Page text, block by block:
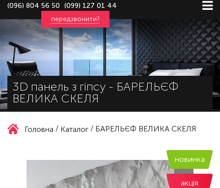
(096) 804 56 50 (099) 127 01 44
передзвонити?
3D панель з гіпсу - БАРЕЛЬЄФ
ВЕЛИКА СКЕЛЯ
Головна / Каталог / БАРЕЛЬЄФ ВЕЛИКА СКЕЛЯ
новинка
акцiя